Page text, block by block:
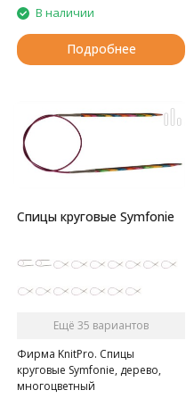
В наличии
Подробнее
Спицы круговые Symfonie
Ещё 35 вариантов
Фирма KnitPro. Спицы
круговые Symfonie, дерево,
многоцветный